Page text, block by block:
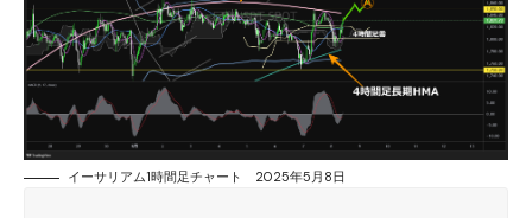
イーサリアム1時間足チャート 2025年5月8日